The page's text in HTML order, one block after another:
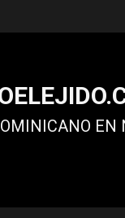
EN